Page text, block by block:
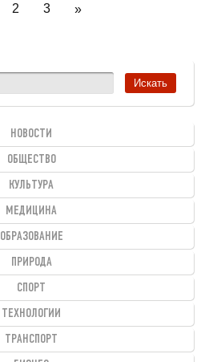
2 3 »
НОВОСТИ
ОБЩЕСТВО
КУЛЬТУРА
МЕДИЦИНА
ОБРАЗОВАНИЕ
ПРИРОДА
СПОРТ
ТЕХНОЛОГИИ
ТРАНСПОРТ